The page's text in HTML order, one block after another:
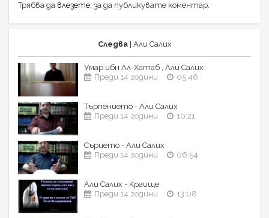
Трябва да влезете, за да публикувате коментар.
Следва| Али Салих
Умар ибн Ал-Хатаб , Али Салих
Преди 14 години
05:46
Търпението - Али Салих
Преди 14 години
10:21
Сърцето - Али Салих
Преди 14 години
06:54
Али Салих - Краище
Преди 14 години
13:08